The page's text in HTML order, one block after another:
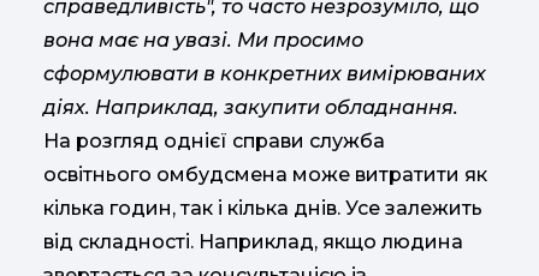
справедливість", то часто незрозуміло, що
вона має на увазі. Ми просимо
сформулювати в конкретних вимірюваних
діях. Наприклад, закупити обладнання.
На розгляд однієї справи служба
освітнього омбудсмена може витратити як
кілька годин, так і кілька днів. Усе залежить
від складності. Наприклад, якщо людина